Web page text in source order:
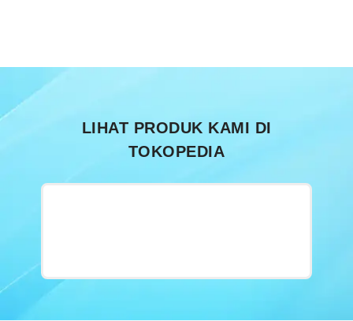
LIHAT PRODUK KAMI DI
TOKOPEDIA